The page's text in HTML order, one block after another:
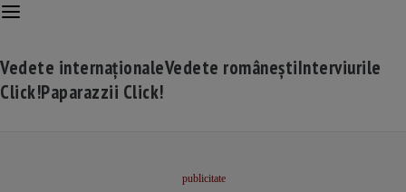
Vedete internaționaleVedete româneștiInterviurile
Click!Paparazzii Click!